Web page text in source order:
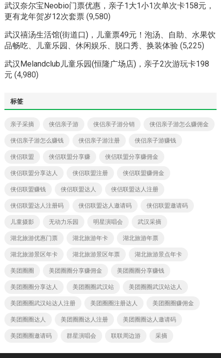
武汉奈尔宝Neobio门票优惠，亲子1大1小1次单次卡158元，
更有龙年贺岁12次套票 (9,580)
武汉禧汤生活馆(街道口)，儿童票49元！泡汤、自助、水果饮
品畅吃、儿童乐园、休闲娱乐、脱口秀、换装体验 (5,225)
武汉Melandclub儿童乐园(恒隆广场店)，亲子2次游玩卡198
元 (4,980)
标签
亲子采摘 侠侣亲子游 侠侣亲子游分销 侠侣亲子游怎么赚佣金
侠侣亲子游怎么赚钱 侠侣亲子游注册 侠侣亲子游赚钱
侠侣联盟 侠侣联盟分享赚 侠侣联盟分享赚佣金
侠侣联盟分享达人 侠侣联盟注册 侠侣联盟赚佣金
侠侣联盟赚钱 侠侣联盟达人 侠侣联盟达人注册
侠侣联盟达人注册码 侠侣联盟达人邀请码 侠侣联盟邀请码
儿童摄影 无动力乐园 明星演唱会 武汉采摘
湖北旅游优惠门票 湖北旅游年卡 湖北旅游年票
湖北旅游景区年卡 湖北旅游景区年票 湖北旅游景点年卡
美团圈圈 美团圈圈分享赚佣金 美团圈圈分享赚钱
美团圈圈分享达人 美团圈圈武汉站 美团圈圈武汉站达人
美团圈圈武汉站达人注册 美团圈圈注册达人 美团圈圈赚佣金
美团圈圈达人 美团圈圈达人注册 美团圈圈达人邀请码
美团圈圈邀请码 群星演唱会 联联周边游 采摘